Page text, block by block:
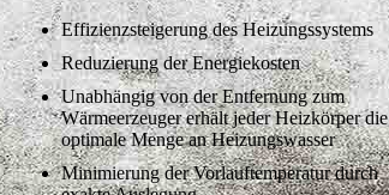
Effizienzsteigerung des Heizungssystems
Reduzierung der Energiekosten
Unabhängig von der Entfernung zum
Wärmeerzeuger erhält jeder Heizkörper die
optimale Menge an Heizungswasser
Minimierung der Vorlauftemperatur durch